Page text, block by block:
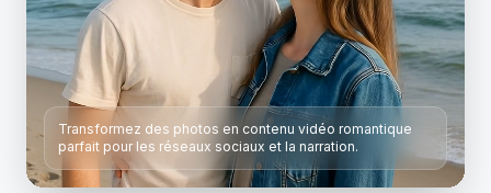
Transformez des photos en contenu vidéo romantique
parfait pour les réseaux sociaux et la narration.